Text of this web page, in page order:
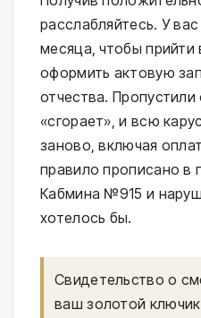
расслабляйтесь. У
месяца, чтобы
оформить актовую
отчества.
«сгорает», и всю
заново, включая
правило прописано в
Кабмина №915 и
хотелось бы.
Свидетельство о
ваш золотой